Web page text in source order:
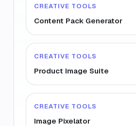
CREATIVE TOOLS
Content Pack Generator
CREATIVE TOOLS
Product Image Suite
CREATIVE TOOLS
Image Pixelator